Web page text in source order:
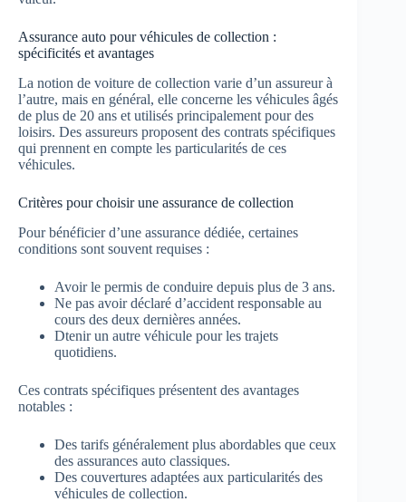
Assurance auto pour véhicules de collection :
spécificités et avantages
La notion de voiture de collection varie d’un assureur à
l’autre, mais en général, elle concerne les véhicules âgés
de plus de 20 ans et utilisés principalement pour des
loisirs. Des assureurs proposent des contrats spécifiques
qui prennent en compte les particularités de ces
véhicules.
Critères pour choisir une assurance de collection
Pour bénéficier d’une assurance dédiée, certaines
conditions sont souvent requises :
Avoir le permis de conduire depuis plus de 3 ans.
Ne pas avoir déclaré d’accident responsable au
cours des deux dernières années.
Dtenir un autre véhicule pour les trajets
quotidiens.
Ces contrats spécifiques présentent des avantages
notables :
Des tarifs généralement plus abordables que ceux
des assurances auto classiques.
Des couvertures adaptées aux particularités des
véhicules de collection.